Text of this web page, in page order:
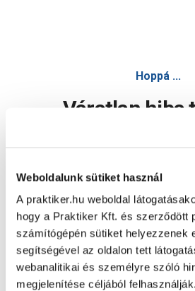
Weboldalunk sütiket használ
A praktiker.hu weboldal
hogy a Praktiker Kft. és szerződött
számítógépén sütiket helyezzenek
segítségével az oldalon tett
webanalitikai és személyre szóló
megjelenítése céljából
Hoppá ...
Váratlan hiba
Oldal újratöltése